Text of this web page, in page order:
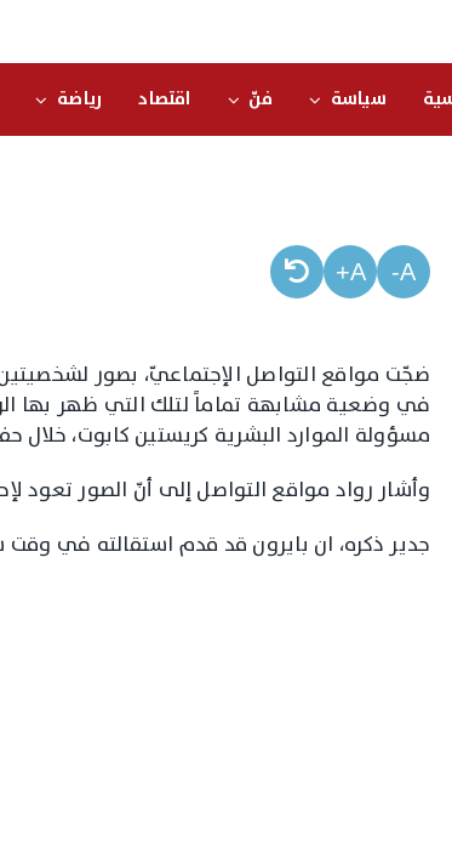
سياسة فنّ اقتصاد رياضة
A-
A+
ضجّت مواقع التواصل الإجتماعيّ، بصور
في وضعية مشابهة تماماً لتلك التي ظهر بها
مسؤولة الموارد البشرية كريستين كابوت، خلال
وأشار رواد مواقع التواصل إلى أنّ الصور تعود
جدير ذكره، ان بايرون قد قدم استقالته في